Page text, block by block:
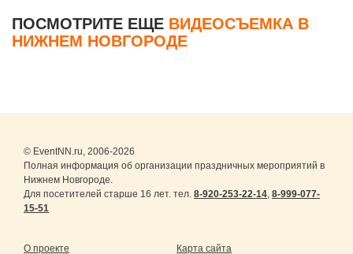
ПОСМОТРИТЕ ЕЩЕ ВИДЕОСЪЕМКА В
НИЖНЕМ НОВГОРОДЕ
© EventNN.ru, 2006-2026
Полная информация об организации праздничных мероприятий в
Нижнем Новгороде.
Для посетителей старше 16 лет. тел. 8-920-253-22-14, 8-999-077-
15-51
О проекте Карта сайта